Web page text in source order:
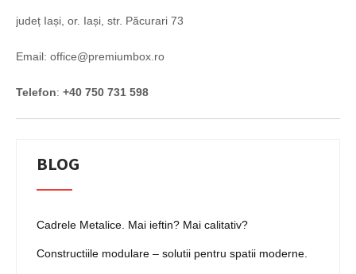
județ Iași, or. Iași, str. Păcurari 73
Email: office@premiumbox.ro
Telefon: +40 750 731 598
BLOG
Cadrele Metalice. Mai ieftin? Mai calitativ?
Constructiile modulare – solutii pentru spatii moderne.